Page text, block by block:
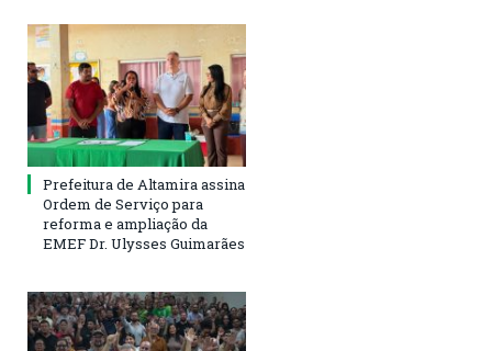
Prefeitura de Altamira assina
Ordem de Serviço para
reforma e ampliação da
EMEF Dr. Ulysses Guimarães